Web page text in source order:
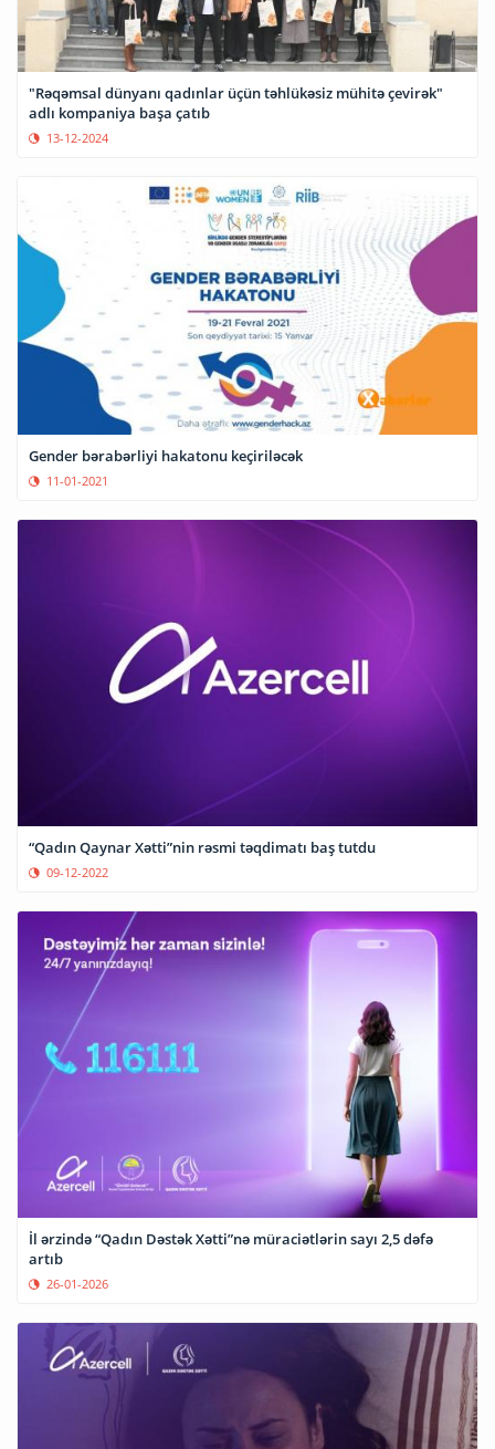
"Rəqəmsal dünyanı qadınlar üçün təhlükəsiz mühitə çevirək"
adlı kompaniya başa çatıb
13-12-2024
Gender bərabərliyi hakatonu keçiriləcək
11-01-2021
“Qadın Qaynar Xətti”nin rəsmi təqdimatı baş tutdu
09-12-2022
İl ərzində “Qadın Dəstək Xətti”nə müraciətlərin sayı 2,5 dəfə
artıb
26-01-2026